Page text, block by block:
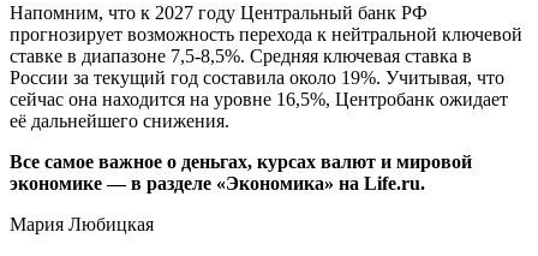
Напомним, что к 2027 году Центральный банк РФ
прогнозирует возможность перехода к нейтральной ключевой
ставке в диапазоне 7,5-8,5%. Средняя ключевая ставка в
России за текущий год составила около 19%. Учитывая, что
сейчас она находится на уровне 16,5%, Центробанк ожидает
её дальнейшего снижения.
Все самое важное о деньгах, курсах валют и мировой
экономике — в разделе «Экономика» на Life.ru.
Мария Любицкая